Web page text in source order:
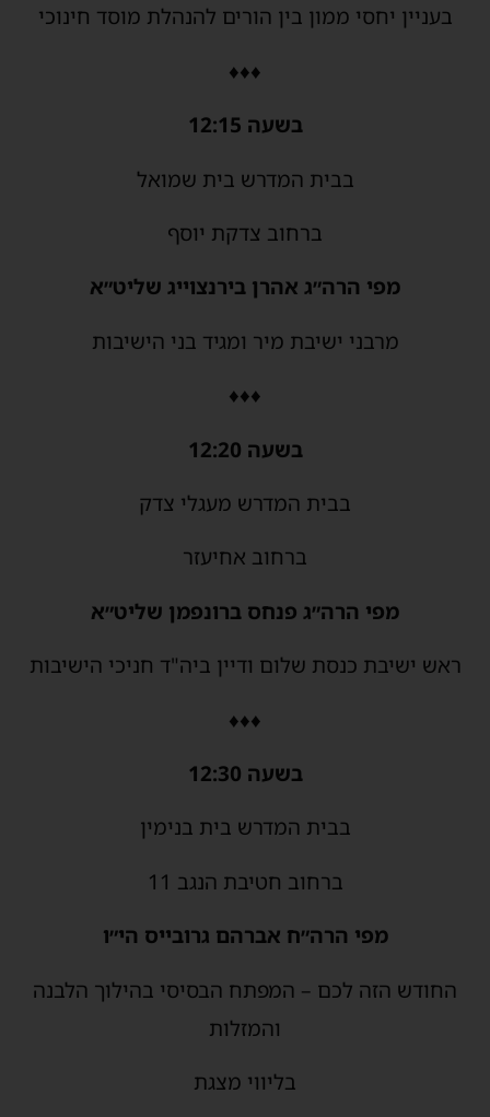
בעניין יחסי ממון בין הורים להנהלת מוסד חינוכי
♦♦♦
בשעה 12:15
בבית המדרש בית שמואל
ברחוב צדקת יוסף
מפי הרה״ג אהרן בירנצוייג שליט״א
מרבני ישיבת מיר ומגיד בני הישיבות
♦♦♦
בשעה 12:20
בבית המדרש מעגלי צדק
ברחוב אחיעזר
מפי הרה״ג פנחס ברונפמן שליט״א
ראש ישיבת כנסת שלום ודיין ביה"ד חניכי הישיבות
♦♦♦
בשעה 12:30
בבית המדרש בית בנימין
ברחוב חטיבת הנגב 11
מפי הרה״ח אברהם גרובייס הי״ו
החודש הזה לכם – המפתח הבסיסי בהילוך הלבנה
והמזלות
בליווי מצגת